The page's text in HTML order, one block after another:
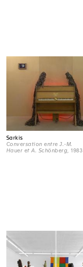
Sarkis
Conversation entre J.-M.
Hauer et A. Schönberg , 1983